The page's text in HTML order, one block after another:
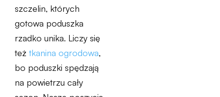
szczelin, których
gotowa poduszka
rzadko unika. Liczy się
też tkanina ogrodowa,
bo poduszki spędzają
na powietrzu cały